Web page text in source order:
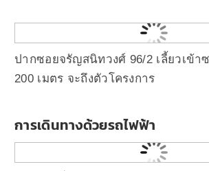
ปากซอยจรัญสนิทวงศ์ 96/2 เลี้ยวเข้
200 เมตร จะถึงตัวโครงการ
การเดินทางด้วยรถไฟฟ้า